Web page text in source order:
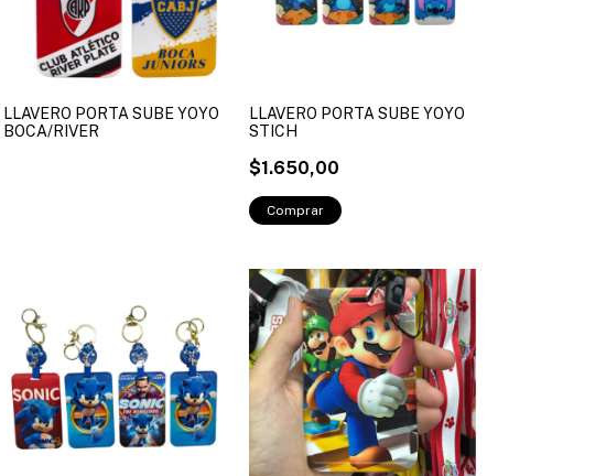
LLAVERO PORTA SUBE YOYO
BOCA/RIVER
LLAVERO PORTA SUBE YOYO
STICH
$1.650,00